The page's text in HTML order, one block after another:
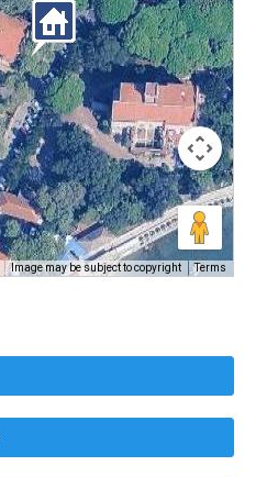
Image may be subject to copyright Terms